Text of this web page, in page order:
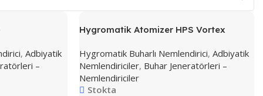
, Adbiyatik
–
Hygromatik Atomizer HPS Vortex
Hygromatik Buharlı Nemlendirici, Adbiyatik
Nemlendiriciler, Buhar Jeneratörleri –
Nemlendiriciler
Stokta